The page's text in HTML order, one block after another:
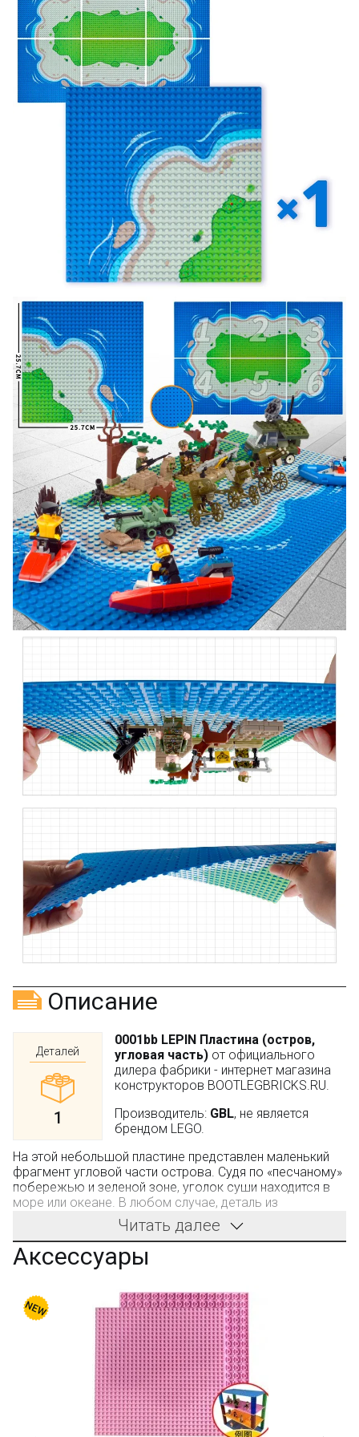
Оставьте отзыв (не менее 50 символов) о товаре на
нашем сайте и получите купон на скидку 50₽ за
текстовый отзыв или 100₽ за отзыв с фото.
Скидка за отзыв
на Яндекс.Маркете 150₽
Оставьте отзыв (не менее 50 символов) о товаре
через системуЯндекс.Маркетс обязательным
указанием номера и даты заказа в нашем магазине
и получите купон на скидку 150₽
...уже сейчас
Участвуйте в конкурсах и розыгрышах в нашей
и выигрывайте отличные призы!
Подробные условия всех акций и бонусов...
Описание
Деталей
1
0001bb LEPIN Пластина (остров,
угловая часть) от официального
дилера фабрики - интернет магазина
конструкторов BOOTLEGBRICKS.RU.
Производитель: GBL, не является
брендом LEGO.
На этой небольшой пластине представлен маленький
фрагмент угловой части острова. Судя по «песчаному»
побережью и зеленой зоне, уголок суши находится в
море или океане. В любом случае, деталь из
0001bb LEPIN Пластина (остров, угловая
способна разнообразить старую игрушку
новым ландшафтом. Причем, это внешнее изменение
также повлияет на расширение игрового потенциала,
перенести на остров, То есть они будут происходить
далеко от большой Земли. Универсальное основание
становится прекрасным дополнением к любой сборной
LEPIN 0001bbсостоит из:
Читать далее
Аксессуары